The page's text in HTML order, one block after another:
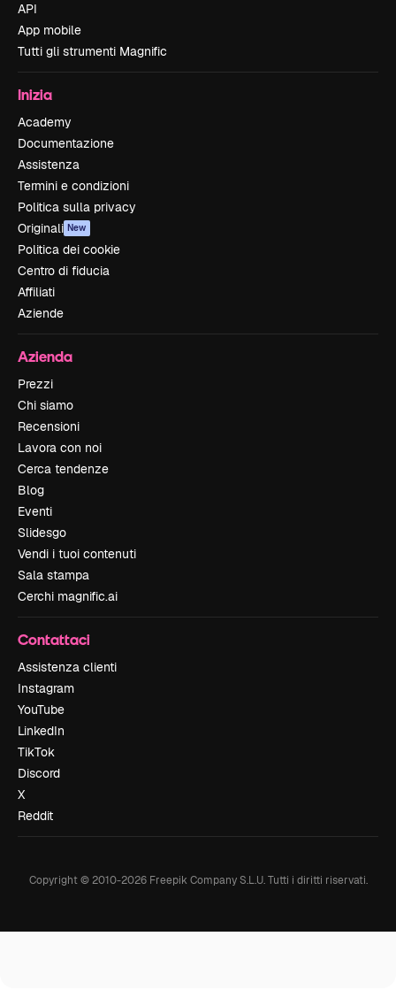
API
App mobile
Tutti gli strumenti Magnific
Inizia
Academy
Documentazione
Assistenza
Termini e condizioni
Politica sulla privacy
Originali New
Politica dei cookie
Centro di fiducia
Affiliati
Aziende
Azienda
Prezzi
Chi siamo
Recensioni
Lavora con noi
Cerca tendenze
Blog
Eventi
Slidesgo
Vendi i tuoi contenuti
Sala stampa
Cerchi magnific.ai
Contattaci
Assistenza clienti
Instagram
YouTube
LinkedIn
TikTok
Discord
X
Reddit
Copyright © 2010-2026Freepik Company S.L.U. Tutti i diritti riservati.